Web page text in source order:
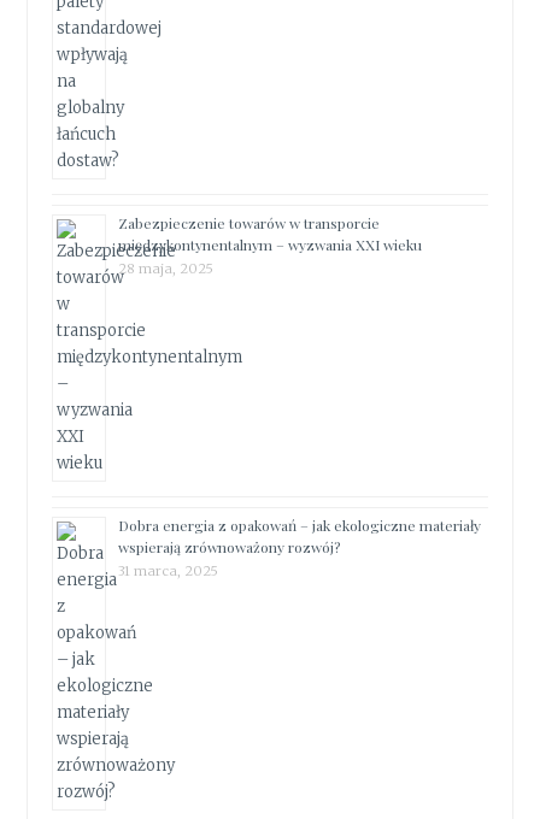
Zabezpieczenie towarów w transporcie
międzykontynentalnym – wyzwania XXI wieku
28 maja, 2025
Dobra energia z opakowań – jak ekologiczne materiały
wspierają zrównoważony rozwój?
31 marca, 2025